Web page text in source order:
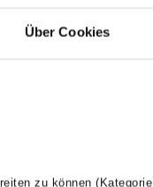
Über Cookies
zu können (Kategorie